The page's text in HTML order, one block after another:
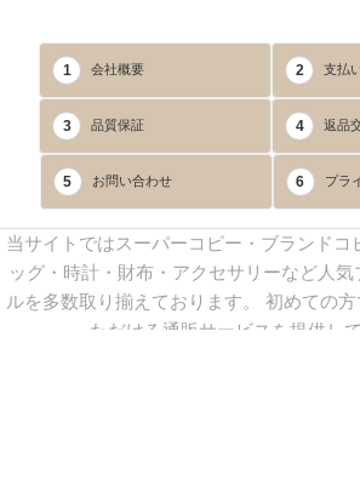
1 会社概要 2 支払
3 品質保証 4 返品
5 お問い合わせ 6 プラ
当サイトではスーパーコピー・ブランドコ
ッグ・時計・財布・アクセサリーなど人
ルを多数取り揃えております。 初めての
ただける通販サービスを提供し